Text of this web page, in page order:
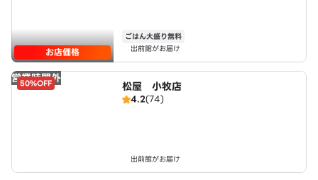
お店価格
ごはん大盛り無料
出前館がお届け
営業時間外
50%OFF 松屋 小牧店
4.2(74)
出前館がお届け